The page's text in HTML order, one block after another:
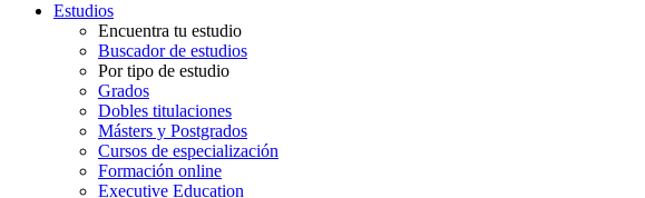
Estudios
Encuentra tu estudio
Buscador de estudios
Por tipo de estudio
Grados
Dobles titulaciones
Másters y Postgrados
Cursos de especialización
Formación online
Executive Education